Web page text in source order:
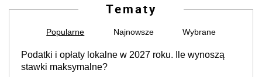
Tematy
Popularne Najnowsze Wybrane
Podatki i opłaty lokalne w 2027 roku. Ile wynoszą
stawki maksymalne?